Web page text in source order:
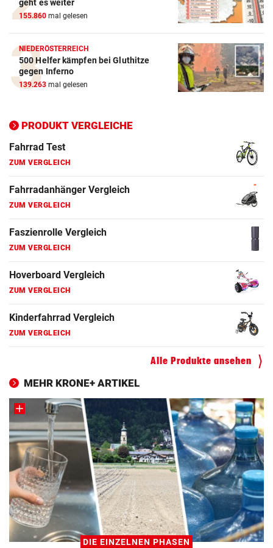
geht es weiter
155.860 mal gelesen
NIEDERÖSTERREICH
500 Helfer kämpfen bei Gluthitze
gegen Inferno
139.263 mal gelesen
PRODUKT VERGLEICHE
E-Bike Vergleich
ZUM VERGLEICH
Elektro-Scooter Vergleich
ZUM VERGLEICH
ZUM VERGLEICH
Fahrrad Test
ZUM VERGLEICH
Fahrradanhänger Vergleich
ZUM VERGLEICH
Faszienrolle Vergleich
ZUM VERGLEICH
Hoverboard Vergleich
ZUM VERGLEICH
Kinderfahrrad Vergleich
ZUM VERGLEICH
Alle Produkte ansehen
MEHR KRONE+ ARTIKEL
DIE EINZELNEN PHASEN